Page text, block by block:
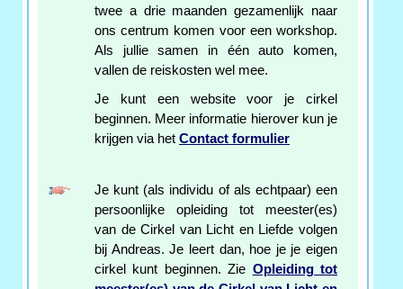
twee a drie maanden gezamenlijk naar
ons centrum komen voor een workshop.
Als jullie samen in één auto komen,
vallen de reiskosten wel mee.
Je kunt een website voor je cirkel
beginnen. Meer informatie hierover kun je
krijgen via het Contact formulier
Je kunt (als individu of als echtpaar) een
persoonlijke opleiding tot meester(es)
van de Cirkel van Licht en Liefde volgen
bij Andreas. Je leert dan, hoe je je eigen
cirkel kunt beginnen. Zie Opleiding tot